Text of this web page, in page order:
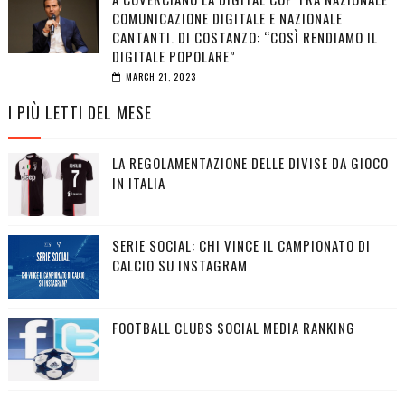
COMUNICAZIONE DIGITALE E NAZIONALE
CANTANTI. DI COSTANZO: “COSÌ RENDIAMO IL
DIGITALE POPOLARE”
MARCH 21, 2023
I PIÙ LETTI DEL MESE
LA REGOLAMENTAZIONE DELLE DIVISE DA GIOCO
IN ITALIA
SERIE SOCIAL: CHI VINCE IL CAMPIONATO DI
CALCIO SU INSTAGRAM
FOOTBALL CLUBS SOCIAL MEDIA RANKING